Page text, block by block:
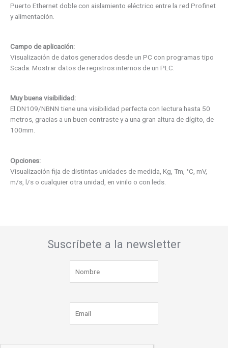
Puerto Ethernet doble con aislamiento eléctrico entre la red Profinet
y alimentación.
Campo de aplicación:
Visualización de datos generados desde un PC con programas tipo
Scada. Mostrar datos de registros internos de un PLC.
Muy buena visibilidad:
El DN109/NBNN tiene una visibilidad perfecta con lectura hasta 50
metros, gracias a un buen contraste y a una gran altura de dígito, de
100mm.
Opciones:
Visualización fija de distintas unidades de medida, Kg, Tm, °C, mV,
m/s, l/s o cualquier otra unidad, en vinilo o con leds.
Suscríbete a la newsletter